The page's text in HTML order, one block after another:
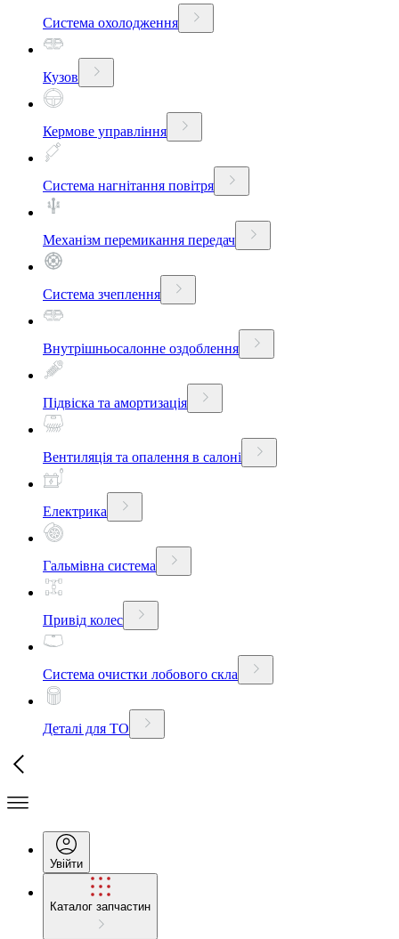
Система охолодження
Кузов
Кермове управління
Система нагнітання повітря
Механізм перемикання передач
Система зчеплення
Внутрішньосалонне оздоблення
Підвіска та амортизація
Вентиляція та опалення в салоні
Електрика
Гальмівна система
Привід колес
Система очистки лобового скла
Деталі для ТО
Увійти
Каталог запчастин